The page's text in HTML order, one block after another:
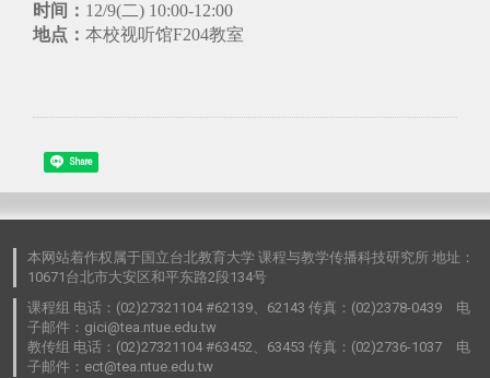
时间： 12/9(二) 10:00-12:00
地点： 本校视听馆F204教室
Share
本网站着作权属于国立台北教育大学 课程与教学传播科技研究所 地址：
10671台北市大安区和平东路2段134号
课程组 电话：(02)27321104 #62139、62143 传真：(02)2378-0439 电
子邮件：gici@tea.ntue.edu.tw
教传组 电话：(02)27321104 #63452、63453 传真：(02)2736-1037 电
子邮件：ect@tea.ntue.edu.tw